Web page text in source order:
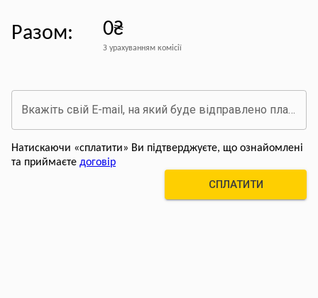
Разом: 0₴
З урахуванням комісії
Вкажіть свій E-mail, на який буде відправлено платіжний документ про оплату
Натискаючи «сплатити» Ви підтверджуєте, що ознайомлені
та приймаєте договір
СПЛАТИТИ